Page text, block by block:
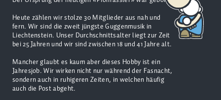
Heute zählen wir stolze 30 Mitglieder aus nah und
fern. Wir sind die zweit jüngste Guggenmusik in
Liechtenstein. Unser Durchschnittsalter liegt zur Zeit
bei 25 Jahren und wir sind zwischen 18 und 41 Jahre alt.
Mancher glaubt es kaum aber dieses Hobby ist ein
Jahresjob. Wir wirken nicht nur während der Fasnacht,
sondern auch in ruhigeren Zeiten, in welchen häufig
auch die Post abgeht.